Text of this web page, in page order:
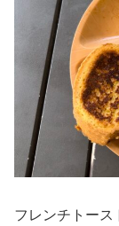
フレンチトース